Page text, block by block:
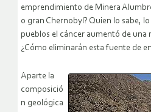
emprendimiento de Minera
o gran Chernobyl? Quien lo sabe,
pueblos el cáncer aumentó de una
¿Cómo eliminarán esta fuente de
Aparte la
composició
n geológica